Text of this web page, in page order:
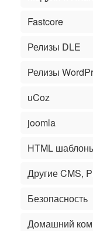
Fastcore
Релизы DLE
Релизы
uCoz
joomla
HTML
Другие CMS,
Безопасность
Домашний